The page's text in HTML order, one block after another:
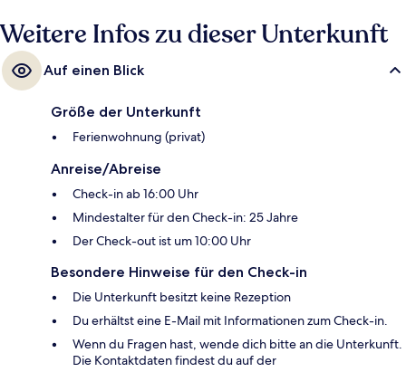
Weitere Infos zu dieser Unterkunft
Auf einen Blick
Größe der Unterkunft
Ferienwohnung (privat)
Anreise/Abreise
Check-in ab 16:00 Uhr
Mindestalter für den Check-in: 25 Jahre
Der Check-out ist um 10:00 Uhr
Besondere Hinweise für den Check-in
Die Unterkunft besitzt keine Rezeption
Du erhältst eine E-Mail mit Informationen zum Check-in.
Wenn du Fragen hast, wende dich bitte an die Unterkunft.
Die Kontaktdaten findest du auf der